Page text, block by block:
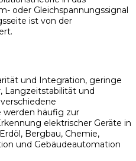
oder Gleichspannungssignal
ist von der
und Integration, geringe
Langzeitstabilität und
werden häufig zur
elektrischer Geräte in
Bergbau, Chemie,
und Gebäudeautomation